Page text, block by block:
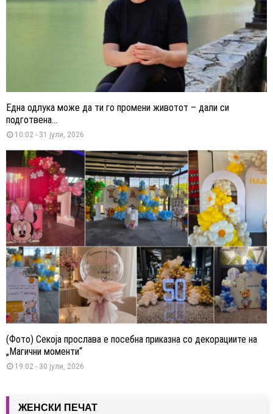
Една одлука може да ти го промени животот – дали си
подготвена...
10:02 - 31 јули, 2026
(Фото) Секоја прослава е посебна приказна со декорациите на
„Магични моменти“
19:02 - 30 јули, 2026
ЖЕНСКИ ПЕЧАТ